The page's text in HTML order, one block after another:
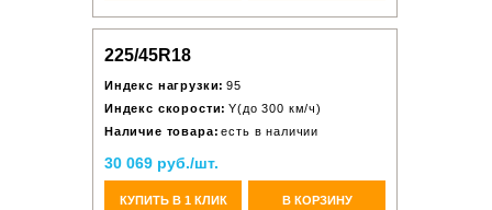
225/45R18
Индекс нагрузки: 95
Индекс скорости: Y(до 300 км/ч)
Наличие товара: есть в наличии
30 069 руб./шт.
КУПИТЬ В 1 КЛИК В КОРЗИНУ